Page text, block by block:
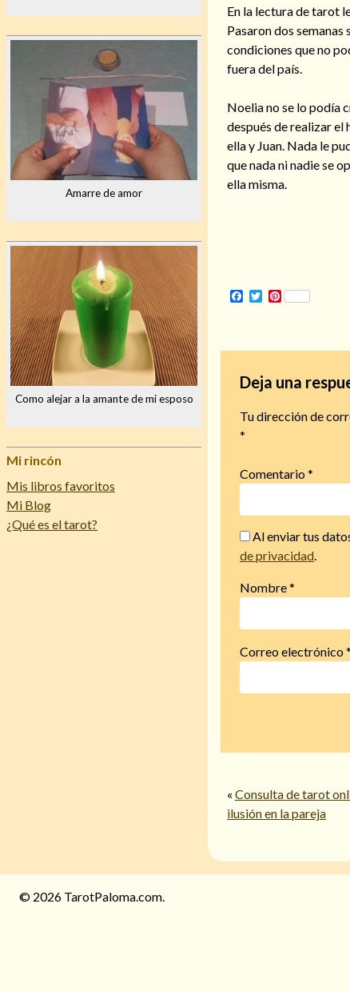
Amarre de amor
Como alejar a la amante de mi esposo
Mi rincón
Mis libros favoritos
Mi Blog
¿Qué es el tarot?
En la lectura de tarot
Pasaron dos
condiciones que no
fuera del país.
Noelia no se lo podía
después de realizar el
ella y Juan. Nada le
que nada ni nadie se
ella misma.
Facebook
Twitter
Pinterest
Deja una
Tu dirección de
*
Comentario*
Al enviar tus
de privacidad
Nombre*
Correo electrónico*
« Consulta de tarot
ilusión en la pareja
© 2026 TarotPaloma.com.